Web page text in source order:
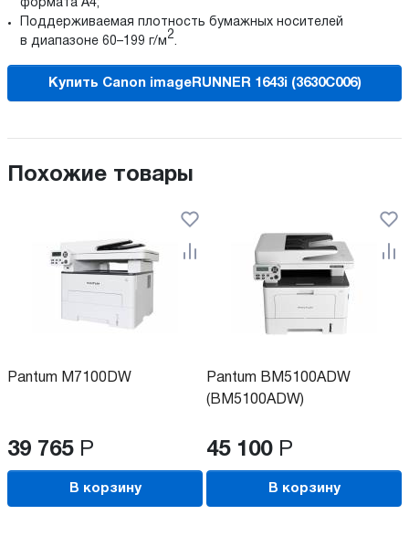
формата A4;
Поддерживаемая плотность бумажных носителей
в диапазоне 60–199 г/м
2
.
Купить Canon imageRUNNER 1643i (3630C006)
Похожие товары
Pantum M7100DW
39 765 Р
В корзину
Pantum BM5100ADW
(BM5100ADW)
45 100 Р
В корзину